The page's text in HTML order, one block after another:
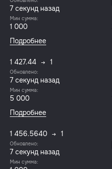
8 секунд назад
Мин сумма:
1 000
Подробнее
1 427.44 1
Обновлено:
8 секунд назад
Мин сумма:
5 000
Подробнее
1 456.5640 1
Обновлено:
8 секунд назад
Мин сумма: